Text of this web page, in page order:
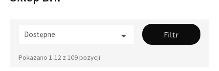
Dostępne  Filtr
Pokazano 1-12 z 109 pozycji